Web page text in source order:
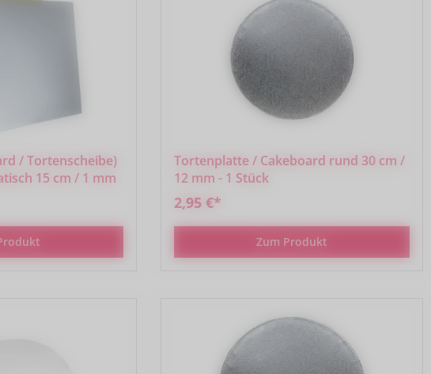
/ Tortenscheibe)
15 cm / 1 mm
Tortenplatte / Cakeboard rund 30 cm /
12 mm - 1 Stück
2,95 €*
Zum Produkt